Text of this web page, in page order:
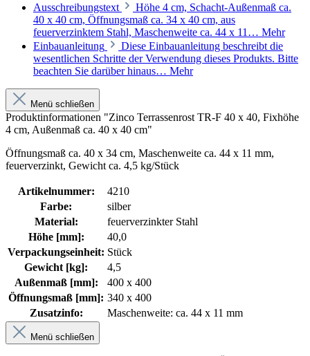
Ausschreibungstext
Höhe 4 cm, Schacht-Außenmaß ca.
40 x 40 cm, Öffnungsmaß ca. 34 x 40 cm, aus
feuerverzinktem Stahl, Maschenweite ca. 44 x 11… Mehr
Einbauanleitung
Diese Einbauanleitung beschreibt die
wesentlichen Schritte der Verwendung dieses Produkts. Bitte
beachten Sie darüber hinaus… Mehr
Menü schließen
Produktinformationen "Zinco Terrassenrost TR-F 40 x 40, Fixhöhe
4 cm, Außenmaß ca. 40 x 40 cm"
Öffnungsmaß ca. 40 x 34 cm, Maschenweite ca. 44 x 11 mm,
feuerverzinkt, Gewicht ca. 4,5 kg/Stück
Artikelnummer:
4210
Farbe:
silber
Material:
feuerverzinkter Stahl
Höhe [mm]:
40,0
Verpackungseinheit: Stück
Gewicht [kg]:
4,5
Außenmaß [mm]:
400 x 400
Öffnungsmaß [mm]: 340 x 400
Zusatzinfo:
Maschenweite: ca. 44 x 11 mm
Menü schließen